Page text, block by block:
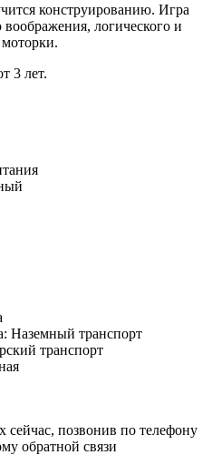
конструированию. Игра
воображения, логического и
3 лет.
Наземный транспорт
транспорт
сейчас, позвонив по телефону
обратной связи